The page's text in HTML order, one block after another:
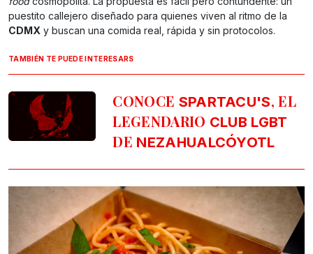
puestito callejero diseñado para quienes viven al ritmo de la
CDMX y buscan una comida real, rápida y sin protocolos.
TAMBIÉN TE PUEDE INTERESARS
CONOCE SPARTACU'S, EL
LEGENDARIO CLUB LGBT
DE NEZAHUALCÓYOTL